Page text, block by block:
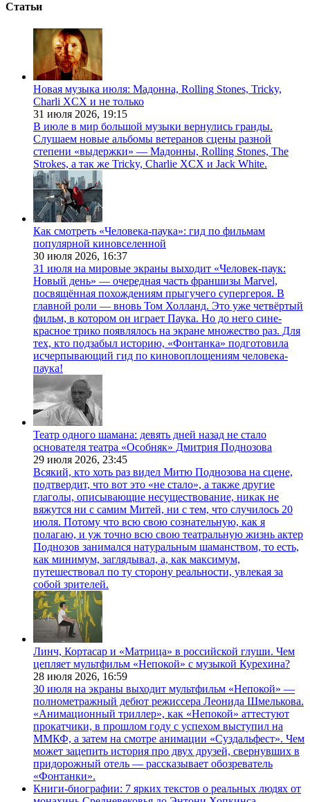
Статьи
Новая музыка июля: Мадонна, Rolling Stones, Tricky,
Charli XCX и не только
31 июля 2026, 19:15
В июле в мир большой музыки вернулись гранды.
Слушаем новые альбомы ветеранов сцены разной
степени «выдержки» — Мадонны, Rolling Stones, The
Strokes, а так же Tricky, Charlie XCX и Jack White.
Как смотреть «Человека-паука»: гид по фильмам
популярной киновселенной
30 июля 2026, 16:37
31 июля на мировые экраны выходит «Человек-паук:
Новый день» — очередная часть франшизы Marvel,
посвящённая похождениям прыгучего супергероя. В
главной роли — вновь Том Холланд. Это уже четвёртый
фильм, в котором он играет Паука. Но до него сине-
красное трико появлялось на экране множество раз. Для
тех, кто подзабыл историю, «Фонтанка» подготовила
исчерпывающий гид по киновоплощениям человека-
паука!
Театр одного шамана: девять дней назад не стало
основателя театра «Особняк» Дмитрия Поднозова
29 июля 2026, 23:45
Всякий, кто хоть раз видел Митю Поднозова на сцене,
подтвердит, что вот это «не стало», а также другие
глаголы, описывающие несуществование, никак не
вяжутся ни с самим Митей, ни с тем, что случилось 20
июля. Потому что всю свою сознательную, как я
полагаю, и уж точно всю свою театральную жизнь актер
Поднозов занимался натуральным шаманством, то есть,
как минимум, заглядывал, а, как максимум,
путешествовал по ту сторону реальности, увлекая за
собой зрителей.
Линч, Кортасар и «Матрица» в российской глуши. Чем
цепляет мультфильм «Непокой» с музыкой Курехина?
28 июля 2026, 16:59
30 июля на экраны выходит мультфильм «Непокой» —
полнометражный дебют режиссера Леонида Шмелькова.
«Анимационный триллер», как «Непокой» аттестуют
прокатчики, в прошлом году с успехом выступил на
ММКФ, а затем на смотре анимации «Суздальфест». Чем
может зацепить история про двух друзей, свернувших в
придорожный отель — рассказывает обозреватель
«Фонтанки».
Книги-биографии: 7 ярких текстов о реальных людях от